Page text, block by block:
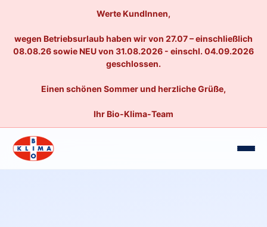
Werte KundInnen,
wegen Betriebsurlaub haben wir von 27.07 – einschließlich
08.08.26 sowie NEU von 31.08.2026 - einschl. 04.09.2026
geschlossen.
Einen schönen Sommer und herzliche Grüße,
Ihr Bio-Klima-Team